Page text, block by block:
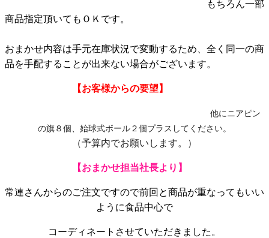
もちろん一部
商品指定頂いてもＯＫです。
おまかせ内容は手元在庫状況で変動するため、全く同一の商
品を手配することが出来ない場合がございます。
【お客様からの要望】
他にニアピン
の旗８個、始球式ボール２個プラスしてください。
（予算内でお願いします。）
【おまかせ担当社長より】
常連さんからのご注文ですので前回と商品が重なってもいい
ように食品中心で
コーディネートさせていただきました。